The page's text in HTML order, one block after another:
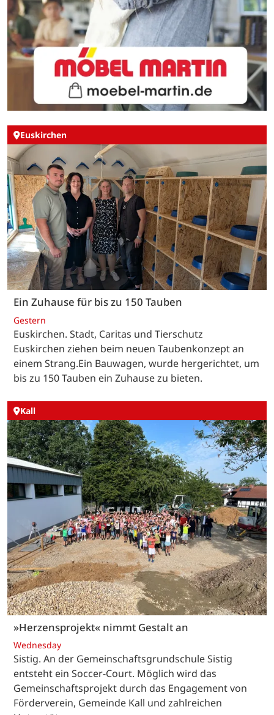
Euskirchen
Ein Zuhause für bis zu 150 Tauben
Gestern
Euskirchen. Stadt, Caritas und Tierschutz
Euskirchen ziehen beim neuen Taubenkonzept an
einem Strang.Ein Bauwagen, wurde hergerichtet, um
bis zu 150 Tauben ein Zuhause zu bieten.
Kall
»Herzensprojekt« nimmt Gestalt an
Wednesday
Sistig. An der Gemeinschaftsgrundschule Sistig
entsteht ein Soccer-Court. Möglich wird das
Gemeinschaftsprojekt durch das Engagement von
Förderverein, Gemeinde Kall und zahlreichen